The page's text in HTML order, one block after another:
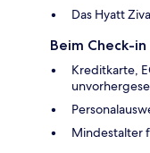
Das Hyatt
Beim Check-
Kreditkarte,
Mindestalter